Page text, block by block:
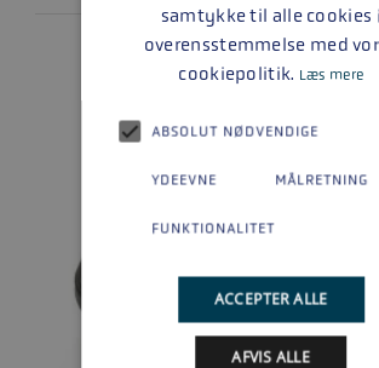
samtykke til alle cookies
overensstemmelse med
cookiepolitik. Læs mere
ABSOLUT NØDVENDIGE
YDEEVNE MÅLRETNING
FUNKTIONALITET
ACCEPTER ALLE
AFVIS ALLE